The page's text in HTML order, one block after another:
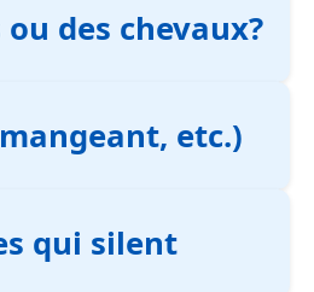
des chevaux?
etc.)
qui silent